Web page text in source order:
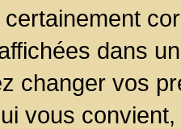
dans
changer vos
vous